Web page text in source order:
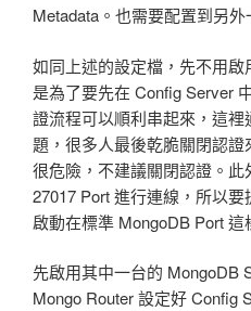
Metadata。也需要配置到另
如同上述的設定檔，先不用
是為了要先在 Config Server
證流程可以順利串起來，這
題，很多人最後乾脆關閉認
很危險，不建議關閉認證。
27017 Port 進行連線，所以
啟動在標準 MongoDB Port
先啟用其中一台的 MongoDB
Mongo Router 設定好 Config